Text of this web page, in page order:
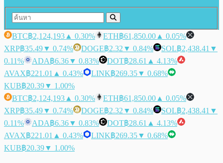
BTC฿2,124,193 ▲ 0.30% ETH฿61,850.00 ▲ 0.05%
XRP฿35.49▼ 0.74% DOGE฿2.32 ▼ 0.84% SOL฿2,438.41 ▼
0.11%
ADA฿6.36▼ 0.83% DOT฿28.61 ▲ 4.13%
AVAX฿221.01 ▲ 0.43% LINK฿269.35▼ 0.68%
KUB฿20.39▼ 1.00%
BTC฿2,124,193 ▲ 0.30% ETH฿61,850.00 ▲ 0.05%
XRP฿35.49▼ 0.74% DOGE฿2.32 ▼ 0.84% SOL฿2,438.41 ▼
0.11%
ADA฿6.36▼ 0.83% DOT฿28.61 ▲ 4.13%
AVAX฿221.01 ▲ 0.43% LINK฿269.35▼ 0.68%
KUB฿20.39▼ 1.00%